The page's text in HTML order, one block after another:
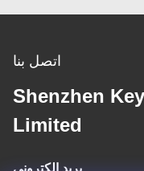
اتصل بنا
Shenzhen
Limited